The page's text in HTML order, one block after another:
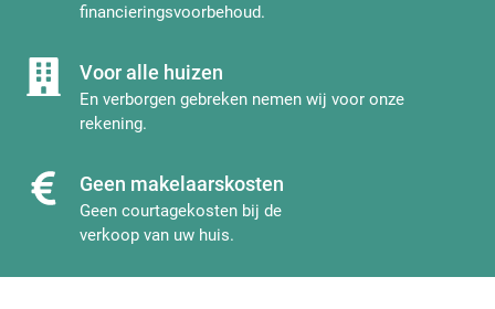
financieringsvoorbehoud.
Voor alle huizen
En verborgen gebreken nemen wij voor onze
rekening.
Geen makelaarskosten
Geen courtagekosten bij de
verkoop van uw huis.